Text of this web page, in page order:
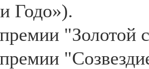
Годо»).
"Золотой